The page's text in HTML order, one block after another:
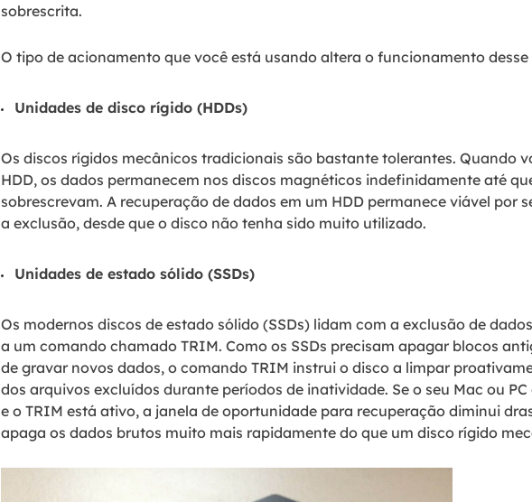
sobrescrita.
O tipo de acionamento que você está usando altera o funcionamento
Unidades de disco rígido (HDDs)
Os discos rígidos mecânicos tradicionais são bastante tolerantes. Quando
HDD, os dados permanecem nos discos magnéticos indefinidamente até
sobrescrevam. A recuperação de dados em um HDD permanece viável por
a exclusão, desde que o disco não tenha sido muito utilizado.
Unidades de estado sólido (SSDs)
Os modernos discos de estado sólido (SSDs) lidam com a exclusão de
a um comando chamado TRIM. Como os SSDs precisam apagar blocos
de gravar novos dados, o comando TRIM instrui o disco a limpar
dos arquivos excluídos durante períodos de inatividade. Se o seu Mac ou
e o TRIM está ativo, a janela de oportunidade para recuperação diminui
apaga os dados brutos muito mais rapidamente do que um disco rígido